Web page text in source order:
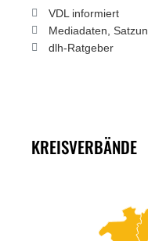
VDL informiert
Mediadaten,
dlh-Ratgeber
KREISVERBÄNDE